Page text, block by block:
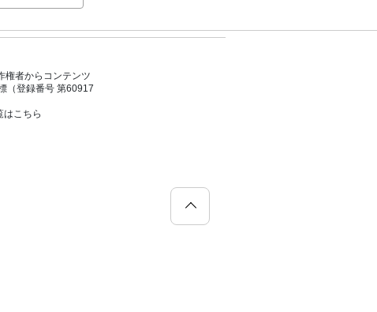
権者からコンテンツ
（登録番号 第60917
はこちら